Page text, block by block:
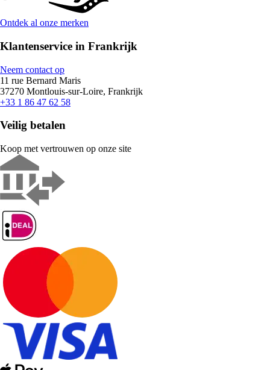
Ontdek al onze merken
Klantenservice in Frankrijk
Neem contact op
11 rue Bernard Maris
37270 Montlouis-sur-Loire, Frankrijk
+33 1 86 47 62 58
Veilig betalen
Koop met vertrouwen op onze site